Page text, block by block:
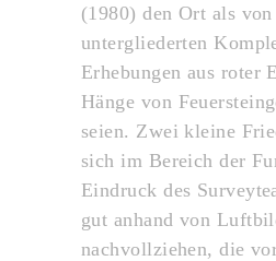
(1980) den Ort als
untergliederten
Erhebungen aus roter
Hänge von
seien. Zwei kleine
sich im Bereich der
Eindruck des
gut anhand von
nachvollziehen, die